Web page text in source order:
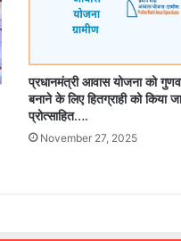
प्रधानमंत्री आवास योजना को
बनाने के लिए हितग्राही को किया
प्रोत्साहित….
November 27, 2025